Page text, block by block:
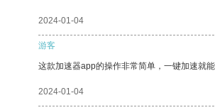
2024-01-04
游客
这款加速器app的操作非常简单，一键加速就能
2024-01-04